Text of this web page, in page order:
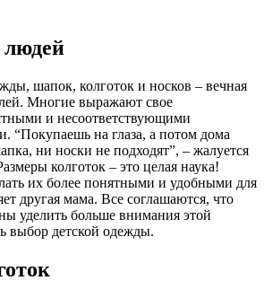
шапок, колготок и носков – вечная
Многие выражают свое
и несоответствующими
“Покупаешь на глаза, а потом дома
ни носки не подходят”, – жалуется
колготок – это целая наука!
их более понятными и удобными для
другая мама. Все соглашаются, что
уделить больше внимания этой
выбор детской одежды.